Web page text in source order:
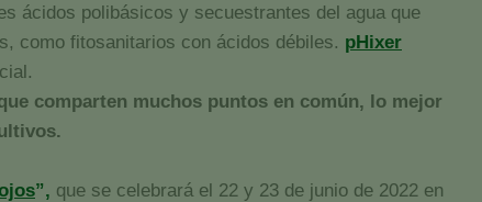
ácidos polibásicos y secuestrantes del agua que
como fitosanitarios con ácidos débiles. pHixer
comparten muchos puntos en común, lo mejor
”, que se celebrará el 22 y 23 de junio de 2022 en